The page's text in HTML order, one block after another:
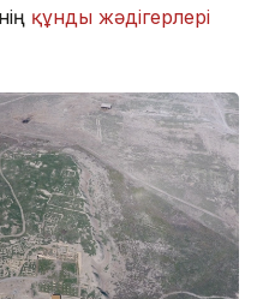
құнды жәдігерлері